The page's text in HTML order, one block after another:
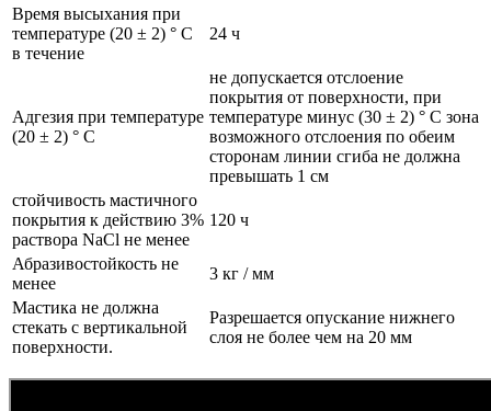
Время высыхания при
температуре (20 ± 2) ° С
в течение
24 ч
Адгезия при температуре
(20 ± 2) ° С
не допускается отслоение
покрытия от поверхности, при
температуре минус (30 ± 2) ° С зона
возможного отслоения по обеим
сторонам линии сгиба не должна
превышать 1 см
стойчивость мастичного
покрытия к действию 3%
раствора NaCl не менее
120 ч
Абразивостойкость не
менее
3 кг / мм
Мастика не должна
стекать с вертикальной
поверхности.
Разрешается опускание нижнего
слоя не более чем на 20 мм